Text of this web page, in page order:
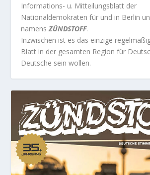
Informations- u. Mitteilungsblatt der
Nationaldemokraten für und in Berlin
namensZÜNDSTOFF.
Inzwischen ist es das einzige
Blatt in der gesamten Region für
Deutsche sein wollen.